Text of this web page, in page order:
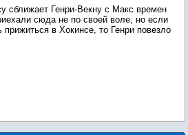
сближает Генри-Векну с Макс времен
сюда не по своей воле, но если
в Хокинсе, то Генри повезло